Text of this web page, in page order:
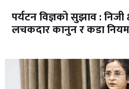
पर्यटन विज्ञको सुझाव : निजी
लचकदार कानुन र कडा